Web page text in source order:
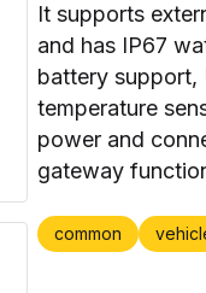
It supports
and has IP67
battery support,
temperature
power and
gateway
common